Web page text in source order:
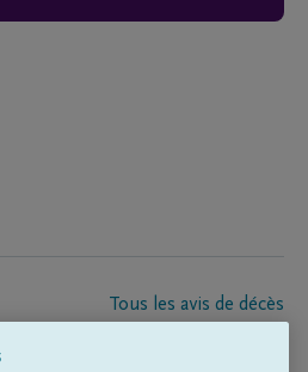
Tous les avis de décès
de pompes funèbres